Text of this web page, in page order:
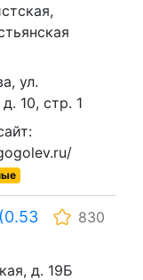
ул.
10, стр. 1
830
д. 19Б